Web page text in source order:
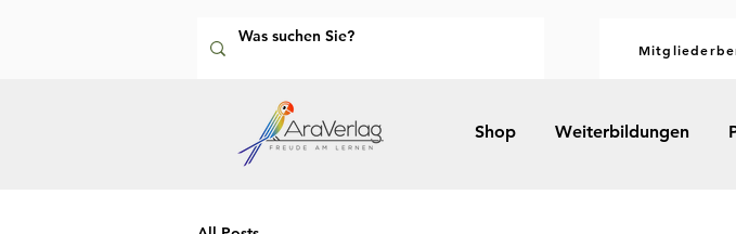
Shop Weiterbildungen